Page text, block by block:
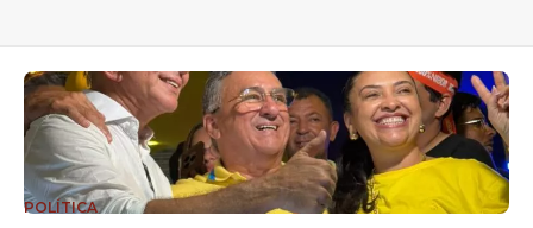
POLÍTICA